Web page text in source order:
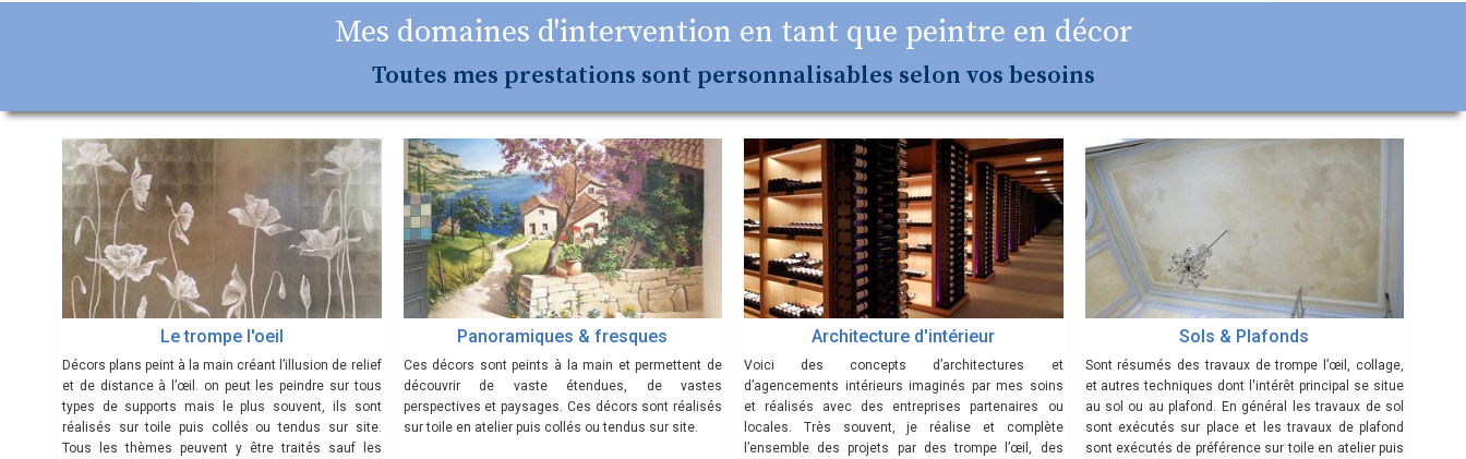
Mes domaines d'intervention en tant que peintre en décor
Toutes mes prestations sont personnalisables selon vos besoins
Le trompe l'oeil
Décors plans peint à la main créant l’illusion de relief
et de distance à l’œil. on peut les peindre sur tous
types de supports mais le plus souvent, ils sont
réalisés sur toile puis collés ou tendus sur site.
Tous les thèmes peuvent y être traités sauf les
Panoramiques & fresques
Ces décors sont peints à la main et permettent de
découvrir de vaste étendues, de vastes
perspectives et paysages. Ces décors sont réalisés
sur toile en atelier puis collés ou tendus sur site.
Architecture d'intérieur
Voici des concepts d’architectures et
d’agencements intérieurs imaginés par mes soins
et réalisés avec des entreprises partenaires ou
locales. Très souvent, je réalise et complète
l’ensemble des projets par des trompe l’œil, des
Sols & Plafonds
Sont résumés des travaux de trompe l’œil, collage,
et autres techniques dont l'intérêt principal se situe
au sol ou au plafond. En général les travaux de sol
sont exécutés sur place et les travaux de plafond
sont exécutés de préférence sur toile en atelier puis